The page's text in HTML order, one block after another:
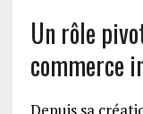
Un rôle
commerce